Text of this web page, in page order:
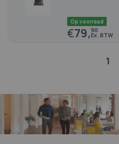
Op voorraad
€79,90
Pagina1